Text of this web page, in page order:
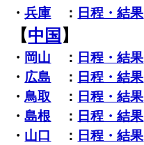
・兵庫 ： 日程・結果
【中国 】
・ 岡山 ： 日程・結果
・ 広島 ： 日程・結果
・ 鳥取 ： 日程・結果
・島根 ： 日程・結果
・ 山口 ： 日程・結果